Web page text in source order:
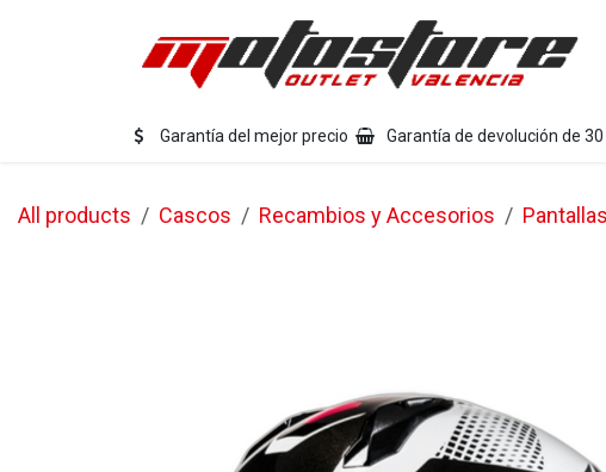
Garantía del mejor precio Garantía de devolución de 30
All products Cascos Recambios y Accesorios Pantallas